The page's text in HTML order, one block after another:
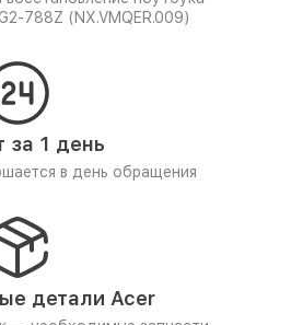
788Z (NX.VMQER.009)
за 1 день
в день обращения
детали Acer